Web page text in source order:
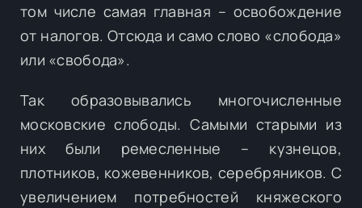
том числе самая главная – освобождение
от налогов. Отсюда и само слово «слобода»
или «свобода».
Так образовывались многочисленные
московские слободы. Самыми старыми из
них были ремесленные – кузнецов,
плотников, кожевенников, серебряников. С
увеличением потребностей княжеского